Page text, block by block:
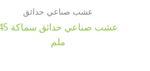
عشب صناعي حدائق
عشب صناعي
ملم